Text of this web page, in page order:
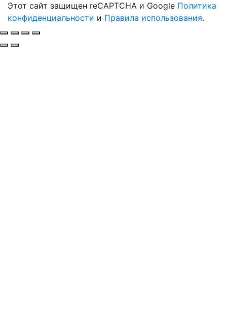
Этот сайт защищен reCAPTCHA и Google Политика
конфиденциальности и Правила использования.